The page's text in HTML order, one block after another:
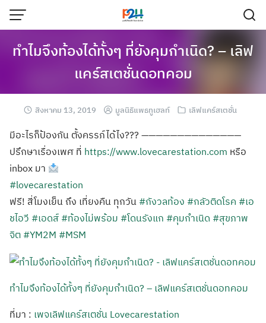
ทำไมจึงท้องได้ทั้งๆ ที่ยังคุมกำเนิด? – เลิฟ
แคร์สเตชั่นดอทคอม
สิงหาคม 13, 2019 มูลนิธิแพธทูเฮลท์ เลิฟแคร์สเตชั่น
มีอะไรก็ป้องกัน ตั้งครรภ์ได้ไง??? ——————————————
ปรึกษาเรื่องเพศ ที่ https://www.lovecarestation.com หรือ
inbox มา
#lovecarestation
ฟรี! สี่โมงเย็น ถึง เที่ยงคืน ทุกวัน #กังวลท้อง #กลัวติดโรค #เอ
ชไอวี #เอดส์ #ท้องไม่พร้อม #โดนรังแก #คุมกำเนิด #สุขภาพ
จิต #YM2M #MSM
ทำไมจึงท้องได้ทั้งๆ ที่ยังคุมกำเนิด? – เลิฟแคร์สเตชั่นดอทคอม
ที่มา : เพจเลิฟแคร์สเตชั่น Lovecarestation